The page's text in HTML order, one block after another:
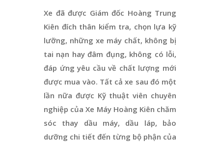
Xe đã được Giám đốc Hoàng Trung
Kiên đích thân kiểm tra, chọn lựa kỹ
lưỡng, những xe máy chất, không bị
tai nạn hay đâm đụng, không có lỗi,
đáp ứng yêu cầu về chất lượng mới
được mua vào. Tất cả xe sau đó một
lần nữa được Kỹ thuật viên chuyên
nghiệp của Xe Máy Hoàng Kiên chăm
sóc thay dầu máy, dầu láp, bảo
dưỡng chi tiết đến từng bộ phận của